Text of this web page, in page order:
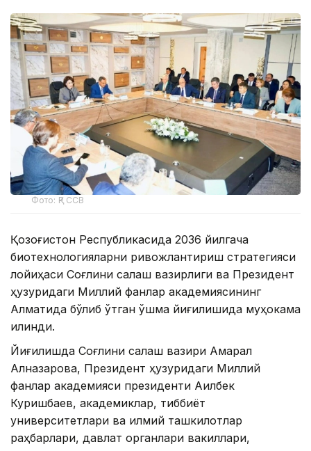
Фото: ҚР ССВ
Қозоғистон Республикасида 2036 йилгача
биотехнологияларни ривожлантириш стратегияси
лойиҳаси Соғлиқни сақлаш вазирлиги ва Президент
ҳузуридаги Миллий фанлар академиясининг
Алматида бўлиб ўтган қўшма йиғилишида муҳокама
қилинди.
Йиғилишда Соғлиқни сақлаш вазири Ақмарал
Алназарова, Президент ҳузуридаги Миллий
фанлар академияси президенти Ақилбек
Куришбаев, академиклар, тиббиёт
университетлари ва илмий ташкилотлар
раҳбарлари, давлат органлари вакиллари,